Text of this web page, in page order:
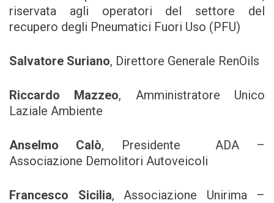
riservata agli operatori del settore del
recupero degli Pneumatici Fuori Uso (PFU)
Salvatore Suriano, Direttore Generale RenOils
Riccardo Mazzeo, Amministratore Unico
Laziale Ambiente
Anselmo Calò, Presidente ADA –
Associazione Demolitori Autoveicoli
Francesco Sicilia, Associazione Unirima –